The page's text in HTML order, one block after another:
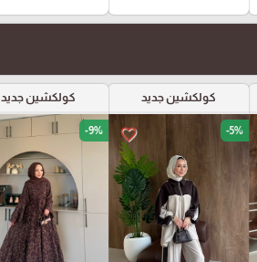
كولكشين جديد
favorite_border -5%
كولكشين جديد
-9%